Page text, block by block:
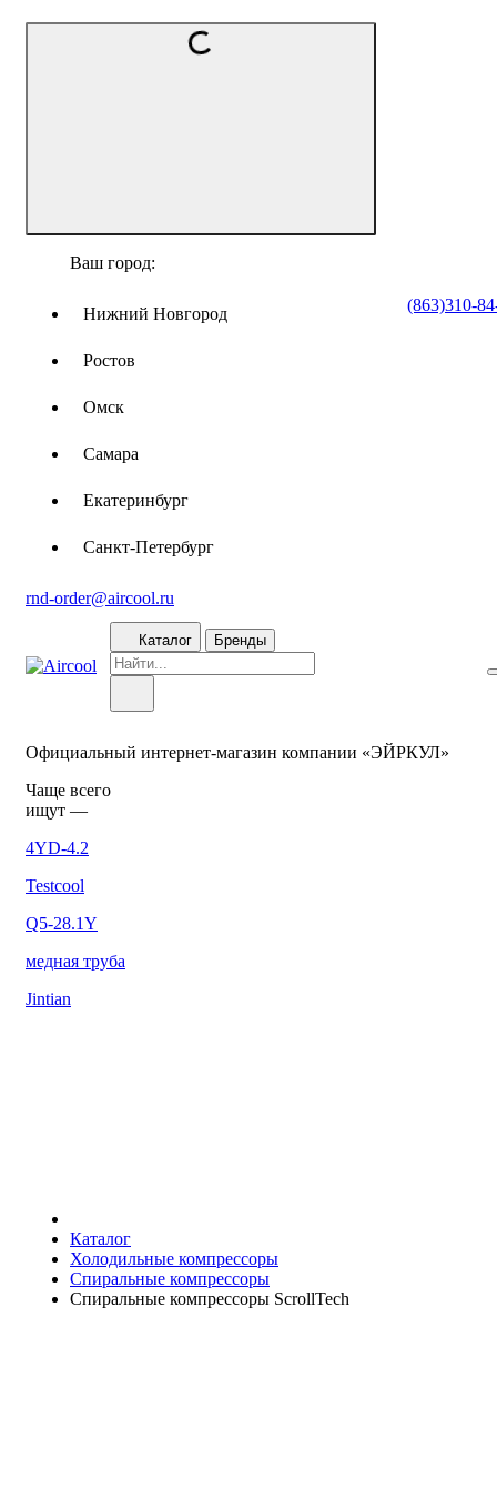
(863)310-
rnd-order@aircool.ru
Ваш город:
Нижний Новгород
Ростов
Омск
Самара
Екатеринбург
Санкт-Петербург
Каталог Бренды
Официальный интернет-магазин компании «ЭЙРКУЛ»
Чаще вcего
ищут —
4YD-4.2
Testcool
Q5-28.1Y
медная труба
Jintian
Каталог
Холодильные компрессоры
Спиральные компрессоры
Спиральные компрессоры ScrollTech